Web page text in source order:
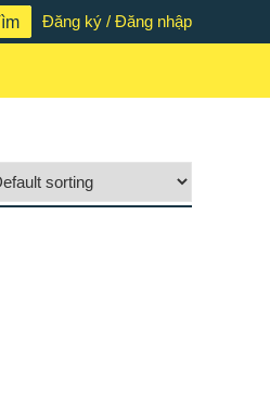
Đăng ký / Đăng nhập